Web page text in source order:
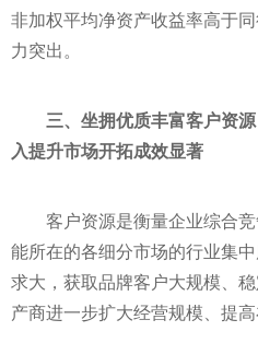
非加权平均净资产收益率高于
力突出。
三、坐拥优质丰富客户资
入提升市场开拓成效显著
客户资源是衡量企业综合
能所在的各细分市场的行业集
求大，获取品牌客户大规模、
产商进一步扩大经营规模、提高